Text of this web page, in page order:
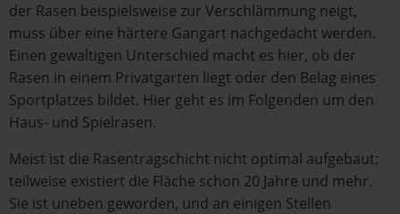
der Rasen beispielsweise zur Verschlämmung neigt,
muss über eine härtere Gangart nachgedacht werden.
Einen gewaltigen Unterschied macht es hier, ob der
Rasen in einem Privatgarten liegt oder den Belag eines
Sportplatzes bildet. Hier geht es im Folgenden um den
Haus- und Spielrasen.
Meist ist die Rasentragschicht nicht optimal aufgebaut;
teilweise existiert die Fläche schon 20 Jahre und mehr.
Sie ist uneben geworden, und an einigen Stellen